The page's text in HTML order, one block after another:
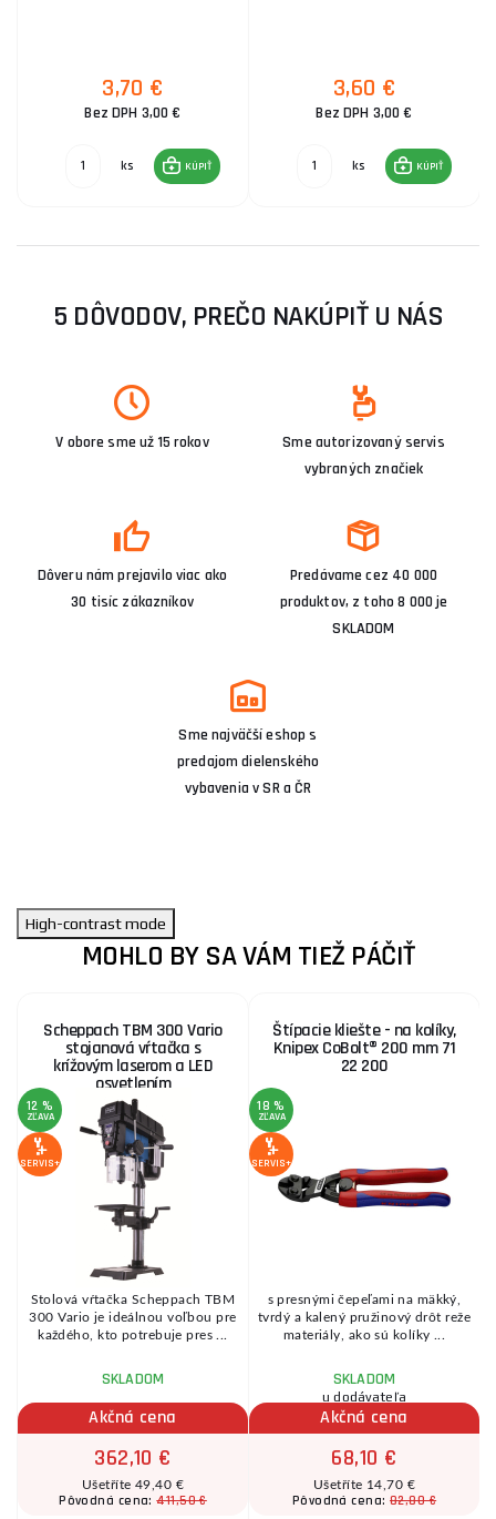
3,70 €
Bez DPH 3,00 €
ks KÚPIŤ
3,60 €
Bez DPH 3,00 €
ks KÚPIŤ
5 DÔVODOV, PREČO NAKÚPIŤ U NÁS
V obore sme už 15 rokov
Sme autorizovaný servis
vybraných značiek
Dôveru nám prejavilo viac ako
30 tisíc zákazníkov
Predávame cez 40 000
produktov, z toho 8 000 je
SKLADOM
Sme najväčší eshop s
predajom dielenského
vybavenia v SR a ČR
High-contrast mode
MOHLO BY SA VÁM TIEŽ PÁČIŤ
Scheppach TBM 300 Vario
stojanová vŕtačka s
krížovým laserom a LED
osvetlením
12 %
ZĽAVA
SERVIS+
Stolová vŕtačka Scheppach TBM
300 Vario je ideálnou voľbou pre
každého, kto potrebuje pres ...
SKLADOM
Akčná cena
362,10 €
Ušetříte 49,40 €
Pôvodná cena:411,50 €
Štípacie kliešte - na kolíky,
Knipex CoBolt® 200 mm 71
22 200
18 %
ZĽAVA
SERVIS+
s presnými čepeľami na mäkký,
tvrdý a kalený pružinový drôt reže
materiály, ako sú kolíky ...
SKLADOM
u dodávateľa
Akčná cena
68,10 €
Ušetříte 14,70 €
Pôvodná cena:82,80 €